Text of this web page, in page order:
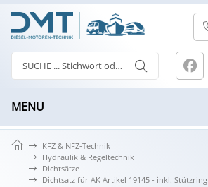
MENU
KFZ & NFZ-Technik
Hydraulik & Regeltechnik
Dichtsätze
Dichtsatz für AK Artikel 19145 - inkl. Stützring